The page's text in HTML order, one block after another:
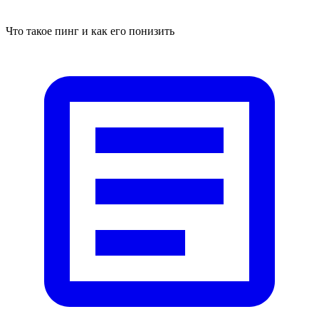
Что такое пинг и как его понизить